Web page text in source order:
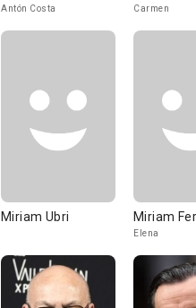
Antón Costa Carmen
Miriam Ubri Miriam
Elena